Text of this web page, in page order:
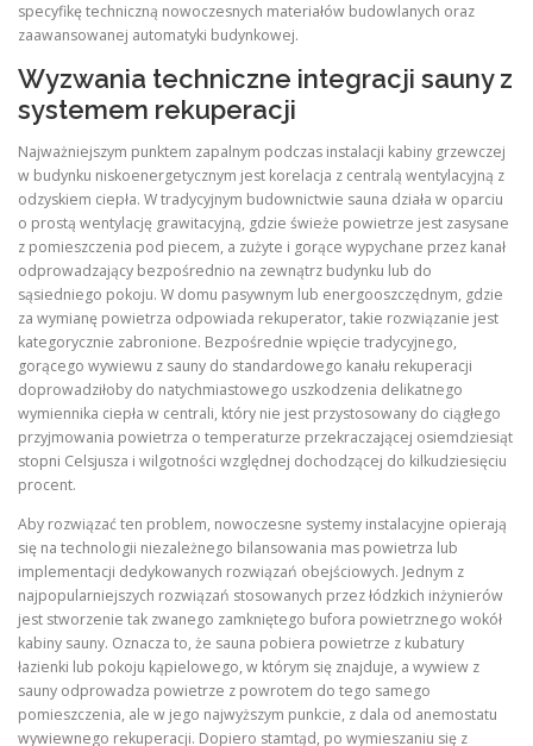
specyfikę techniczną nowoczesnych materiałów budowlanych oraz
zaawansowanej automatyki budynkowej.
Wyzwania techniczne integracji sauny z
systemem rekuperacji
Najważniejszym punktem zapalnym podczas instalacji kabiny grzewczej
w budynku niskoenergetycznym jest korelacja z centralą wentylacyjną z
odzyskiem ciepła. W tradycyjnym budownictwie sauna działa w oparciu
o prostą wentylację grawitacyjną, gdzie świeże powietrze jest zasysane
z pomieszczenia pod piecem, a zużyte i gorące wypychane przez kanał
odprowadzający bezpośrednio na zewnątrz budynku lub do
sąsiedniego pokoju. W domu pasywnym lub energooszczędnym, gdzie
za wymianę powietrza odpowiada rekuperator, takie rozwiązanie jest
kategorycznie zabronione. Bezpośrednie wpięcie tradycyjnego,
gorącego wywiewu z sauny do standardowego kanału rekuperacji
doprowadziłoby do natychmiastowego uszkodzenia delikatnego
wymiennika ciepła w centrali, który nie jest przystosowany do ciągłego
przyjmowania powietrza o temperaturze przekraczającej osiemdziesiąt
stopni Celsjusza i wilgotności względnej dochodzącej do kilkudziesięciu
procent.
Aby rozwiązać ten problem, nowoczesne systemy instalacyjne opierają
się na technologii niezależnego bilansowania mas powietrza lub
implementacji dedykowanych rozwiązań obejściowych. Jednym z
najpopularniejszych rozwiązań stosowanych przez łódzkich inżynierów
jest stworzenie tak zwanego zamkniętego bufora powietrznego wokół
kabiny sauny. Oznacza to, że sauna pobiera powietrze z kubatury
łazienki lub pokoju kąpielowego, w którym się znajduje, a wywiew z
sauny odprowadza powietrze z powrotem do tego samego
pomieszczenia, ale w jego najwyższym punkcie, z dala od anemostatu
wywiewnego rekuperacji. Dopiero stamtąd, po wymieszaniu się z